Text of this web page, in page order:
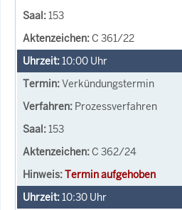
153
C 361/22
10:00 Uhr
Verkündungstermin
Prozessverfahren
153
C 362/24
Termin aufgehoben
10:30 Uhr